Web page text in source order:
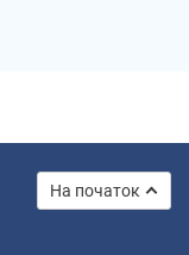
На початок